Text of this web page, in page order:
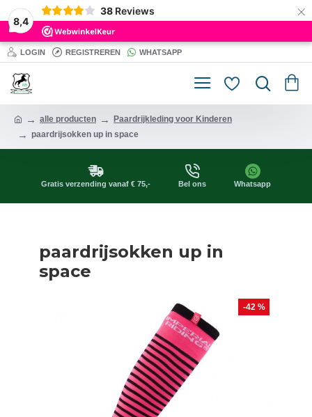
8,4
38 Reviews ×
LOGIN REGISTREREN WHATSAPP
alle producten
Paardrijkleding voor Kinderen
paardrijsokken up in space
Gratis verzending vanaf € 75,- Bel ons Whatsapp
paardrijsokken up in
space
-42 %